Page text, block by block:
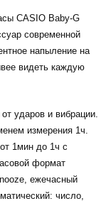
CASIO Baby-G
современной
напыление на
видеть каждую
ударов и вибрации.
измерения 1ч.
1мин до 1ч с
формат
ежечасный
число,